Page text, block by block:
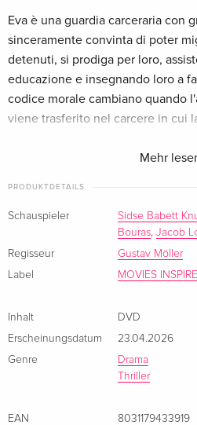
Mehr
Eva è una guardia carceraria con
sinceramente convinta di poter
detenuti, si prodiga per loro,
educazione e insegnando loro a
codice morale cambiano quando
viene trasferito nel carcere in cui
nota per essere la più brutale e
PRODUKTDETAILS
Schauspieler Sidse Babett
Bouras Jacob
Regisseur
Gustav Möller
Label
MOVIES
Inhalt
DVD
Erscheinungsdatum
23.04.2026
Genre
Drama
Thriller
EAN
8031179433919